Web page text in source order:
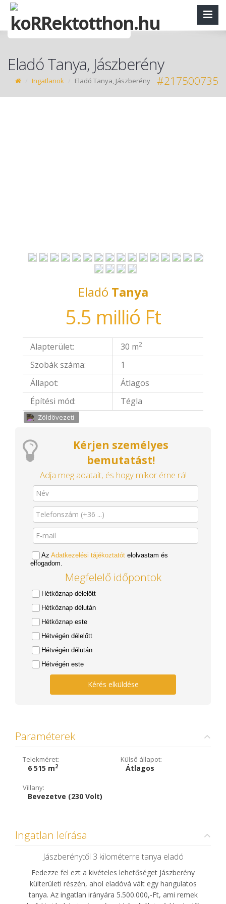
Eladó Tanya, Jászberény
Ingatlanok Eladó Tanya, Jászberény #217500735
Eladó Tanya
5.5 millió Ft
Alapterület: 30 m2
Szobák száma:
1
Állapot:
Átlagos
Építési mód:
Tégla
Zöldövezeti
Kérjen személyes
bemutatást!
Adja meg adatait, és hogy mikor érne rá!
Az Adatkezelési tájékoztatót elolvastam és
elfogadom.
Megfelelő időpontok
Hétköznap délelőtt
Hétköznap délután
Hétköznap este
Hétvégén délelőtt
Hétvégén délután
Hétvégén este
Kérés elküldése
Paraméterek
Telekméret:
6 515 m2
Külső állapot:
Átlagos
Villany:
Bevezetve (230 Volt)
Ingatlan leírása
Jászberénytől 3 kilométerre tanya eladó
Fedezze fel ezt a kivételes lehetőséget Jászberény
külterületi részén, ahol eladóvá vált egy hangulatos
tanya. Az ingatlan irányára 5.500.000,-Ft, ami remek